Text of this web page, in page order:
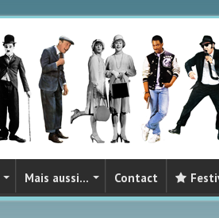
Mais aussi… Contact